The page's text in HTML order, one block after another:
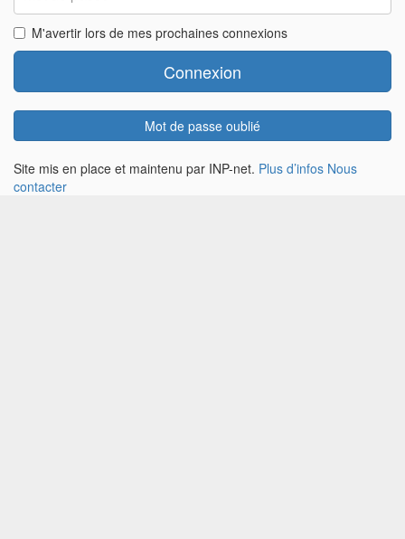
passe
M'avertir lors de mes prochaines connexions
Connexion
Mot de passe oublié
Site mis en place et maintenu par INP-net. Plus d’infos Nous
contacter